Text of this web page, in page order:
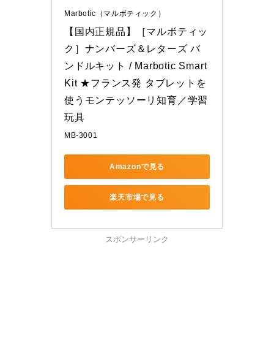
Marbotic（マルボティック）
【国内正規品】［マルボティッ
ク］ナンバーズ＆レターズ バ
ンドルキット / Marbotic Smart
Kit ★フランス発 タブレットを
使うモンテッソーリ知育／学習
玩具
MB-3001
Amazonで見る
楽天市場で見る
スポンサーリンク